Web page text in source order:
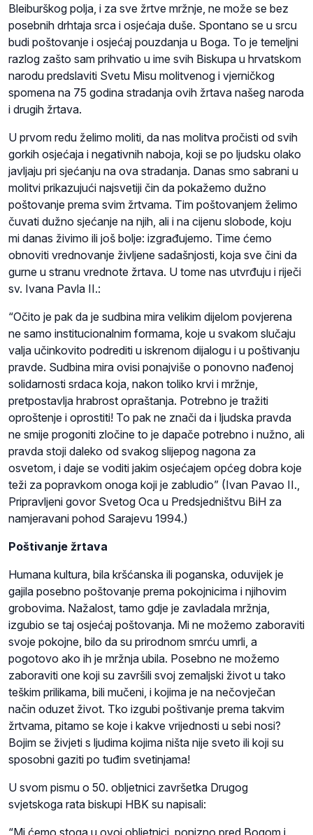
Bleiburškog polja, i za sve žrtve mržnje, ne može se bez
posebnih drhtaja srca i osjećaja duše. Spontano se u srcu
budi poštovanje i osjećaj pouzdanja u Boga. To je temeljni
razlog zašto sam prihvatio u ime svih Biskupa u hrvatskom
narodu predslaviti Svetu Misu molitvenog i vjerničkog
spomena na 75 godina stradanja ovih žrtava našeg naroda
i drugih žrtava.
U prvom redu želimo moliti, da nas molitva pročisti od svih
gorkih osjećaja i negativnih naboja, koji se po ljudsku olako
javljaju pri sjećanju na ova stradanja. Danas smo sabrani u
molitvi prikazujući najsvetiji čin da pokažemo dužno
poštovanje prema svim žrtvama. Tim poštovanjem želimo
čuvati dužno sjećanje na njih, ali i na cijenu slobode, koju
mi danas živimo ili još bolje: izgrađujemo. Time ćemo
obnoviti vrednovanje življene sadašnjosti, koja sve čini da
gurne u stranu vrednote žrtava. U tome nas utvrđuju i riječi
sv. Ivana Pavla II.:
“Očito je pak da je sudbina mira velikim dijelom povjerena
ne samo institucionalnim formama, koje u svakom slučaju
valja učinkovito podrediti u iskrenom dijalogu i u poštivanju
pravde. Sudbina mira ovisi ponajviše o ponovno nađenoj
solidarnosti srdaca koja, nakon toliko krvi i mržnje,
pretpostavlja hrabrost opraštanja. Potrebno je tražiti
oproštenje i oprostiti! To pak ne znači da i ljudska pravda
ne smije progoniti zločine to je dapače potrebno i nužno, ali
pravda stoji daleko od svakog slijepog nagona za
osvetom, i daje se voditi jakim osjećajem općeg dobra koje
teži za popravkom onoga koji je zabludio” (Ivan Pavao II.,
Pripravljeni govor Svetog Oca u Predsjedništvu BiH za
namjeravani pohod Sarajevu 1994.)
Poštivanje žrtava
Humana kultura, bila kršćanska ili poganska, oduvijek je
gajila posebno poštovanje prema pokojnicima i njihovim
grobovima. Nažalost, tamo gdje je zavladala mržnja,
izgubio se taj osjećaj poštovanja. Mi ne možemo zaboraviti
svoje pokojne, bilo da su prirodnom smrću umrli, a
pogotovo ako ih je mržnja ubila. Posebno ne možemo
zaboraviti one koji su završili svoj zemaljski život u tako
teškim prilikama, bili mučeni, i kojima je na nečovječan
način oduzet život. Tko izgubi poštivanje prema takvim
žrtvama, pitamo se koje i kakve vrijednosti u sebi nosi?
Bojim se živjeti s ljudima kojima ništa nije sveto ili koji su
sposobni gaziti po tuđim svetinjama!
U svom pismu o 50. obljetnici završetka Drugog
svjetskoga rata biskupi HBK su napisali:
“Mi ćemo stoga u ovoj obljetnici, ponizno pred Bogom i